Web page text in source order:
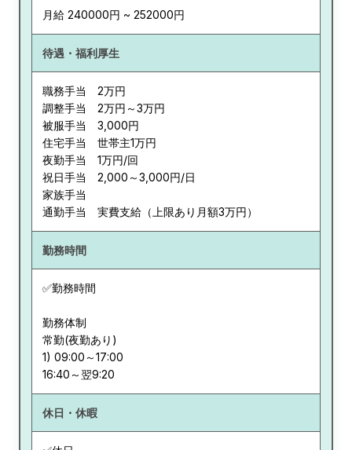
月給 240000円 ~ 252000円
待遇・福利厚生
職務手当 2万円
調整手当 2万円～3万円
被服手当 3,000円
住宅手当 世帯主1万円
夜勤手当 1万円/回
祝日手当 2,000～3,000円/日
家族手当
通勤手当 実費支給（上限あり月額3万円）
勤務時間
✅勤務時間
勤務体制
常勤(夜勤あり)
1) 09:00～17:00
休日・休暇